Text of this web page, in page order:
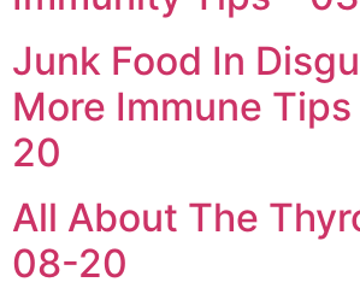
Junk Food In
More Immune
20
All About The
08-20